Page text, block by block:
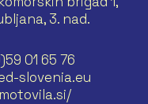
3. nad.
01 65 76
slovenia.eu